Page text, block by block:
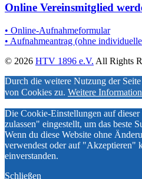
Online Vereinsmitglied
• Online-Aufnahmeformular
• Aufnahmeantrag (ohne
© 2026 HTV 1896 e.V. All Rights
Durch die weitere Nutzung der
von Cookies zu. Weitere
Die Cookie-Einstellungen auf
zulassen" eingestellt, um das beste
Wenn du diese Website ohne
verwendest oder auf "Akzeptieren"
einverstanden.
Schließen